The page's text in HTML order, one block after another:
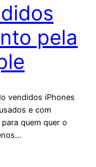
pela
vendidos iPhones
e com
quem quer o